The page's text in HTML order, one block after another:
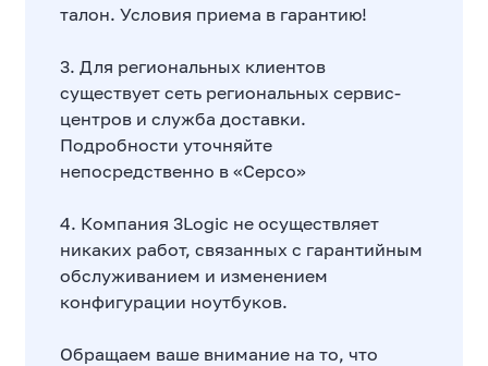
талон. Условия приема в гарантию!
3. Для региональных клиентов
существует сеть региональных сервис-
центров и служба доставки.
Подробности уточняйте
непосредственно в «Серсо»
4. Компания 3Logic не осуществляет
никаких работ, связанных с гарантийным
обслуживанием и изменением
конфигурации ноутбуков.
Обращаем ваше внимание на то, что